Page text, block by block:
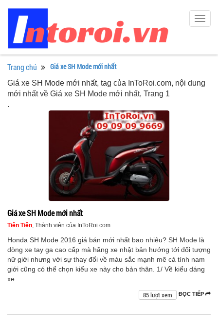
Trang chủ Giá xe SH Mode mới nhất
Giá xe SH Mode mới nhất, tag của InToRoi.com, nội dung
mới nhất về Giá xe SH Mode mới nhất, Trang 1
.
Giá xe SH Mode mới nhất
Tiên Tiên , Thành viên của InToRoi.com
Honda SH Mode 2016 giá bán mới nhất bao nhiêu? SH Mode là
dòng xe tay ga cao cấp mà hãng xe nhật bản hướng tới đối tượng
nữ giới nhưng với sự thay đổi về màu sắc mạnh mẽ cá tính nam
giới cũng có thể chọn kiểu xe này cho bản thân. 1/ Về kiểu dáng
xe
ĐỌC TIẾP
85 lượt xem